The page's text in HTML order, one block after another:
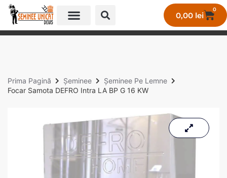
0,00 lei
0
Prima Pagină Șeminee
Șeminee Pe Lemne
Focar Samota DEFRO Intra LA BP G 16 KW